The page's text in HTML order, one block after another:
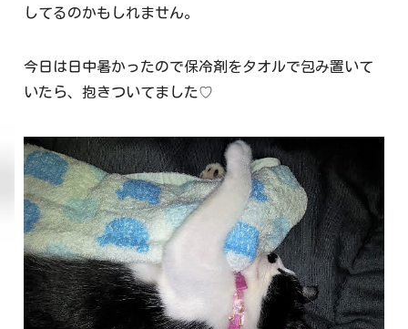
してるのかもしれません。
今日は日中暑かったので保冷剤をタオルで包み置いて
いたら、抱きついてました♡